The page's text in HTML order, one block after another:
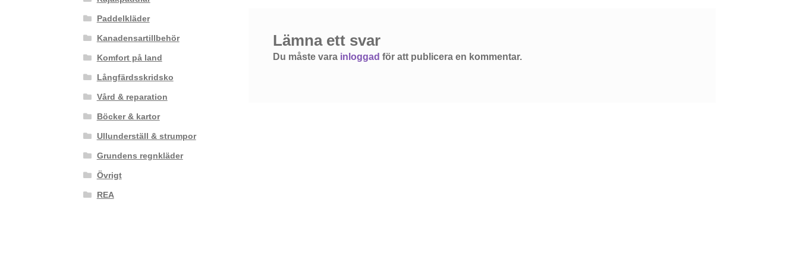
Lämna ett svar
Du måste vara inloggad för att publicera en kommentar.
Paddelkläder
Kanadensartillbehör
Komfort på land
Långfärdsskridsko
Vård & reparation
Böcker & kartor
Ullunderställ & strumpor
Grundens regnkläder
Övrigt
REA